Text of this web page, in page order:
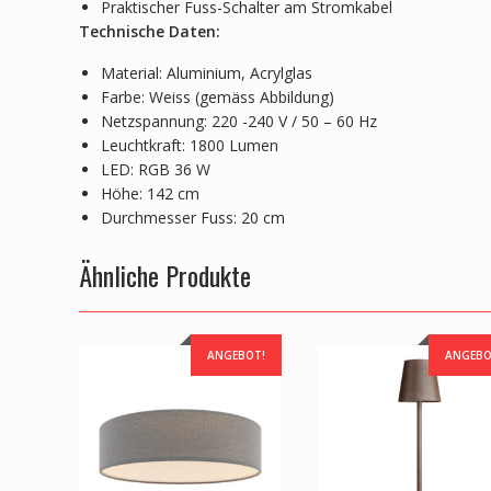
Praktischer Fuss-Schalter am Stromkabel
Technische Daten:
Material: Aluminium, Acrylglas
Farbe: Weiss (gemäss Abbildung)
Netzspannung: 220 -240 V / 50 – 60 Hz
Leuchtkraft: 1800 Lumen
LED: RGB 36 W
Höhe: 142 cm
Durchmesser Fuss: 20 cm
Ähnliche Produkte
ANGEBOT!